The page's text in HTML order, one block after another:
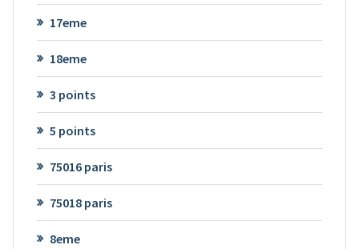
17eme
18eme
3 points
5 points
75016 paris
75018 paris
8eme